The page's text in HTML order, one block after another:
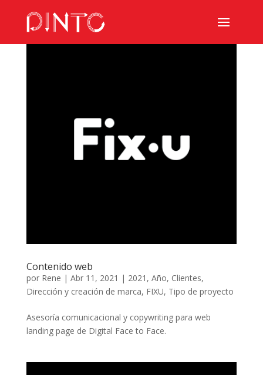
Contenido web
por Rene | Abr 11, 2021 | 2021 , Año, Clientes,
Dirección y creación de marca, FIXU, Tipo de proyecto
Asesoría comunicacional y copywriting para web
landing page de Digital Face to Face.